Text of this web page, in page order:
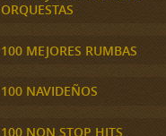
ORQUESTAS
100 MEJORES RUMBAS
100 NAVIDEÑOS
100 NON STOP HITS